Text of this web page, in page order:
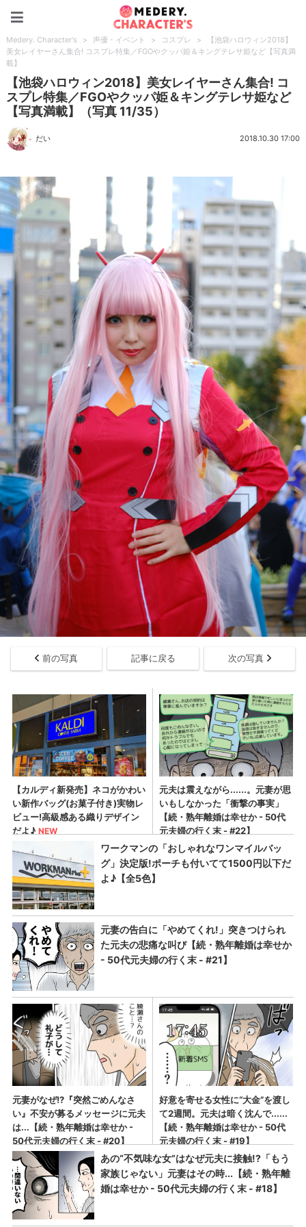
Medery. Character's > 声優・イベント > コスプレ >
【池袋ハロウィン2018】
美女レイヤーさん集合! コスプレ特集／FGOやクッパ姫＆キングテレサ姫など【写真満
載】
【池袋ハロウィン2018】美女レイヤーさん集合! コ
スプレ特集／FGOやクッパ姫＆キングテレサ姫など
【写真満載】（写真 11/35）
だい 2018.10.30 17:00
前の写真 記事に戻る 次の写真